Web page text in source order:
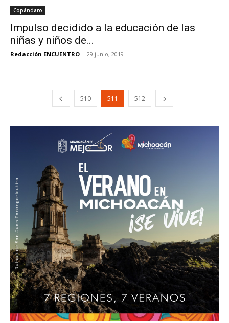
Copándaro
Impulso decidido a la educación de las
niñas y niños de...
Redacción ENCUENTRO - 29 junio, 2019
510 511 512